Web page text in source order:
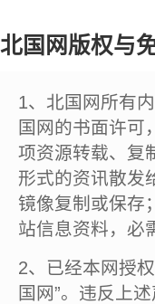
北国网版权与
1、北国网所有
国网的书面许可
项资源转载、复
形式的资讯散发
镜像复制或保存
站信息资料，必
2、已经本网授
国网”。违反上